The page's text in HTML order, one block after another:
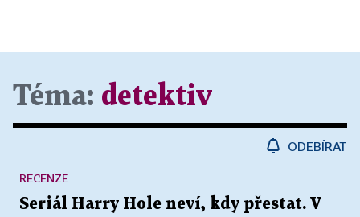
Téma: detektiv
ODEBÍRAT
Seriál Harry Hole neví, kdy přestat. V
RECENZE